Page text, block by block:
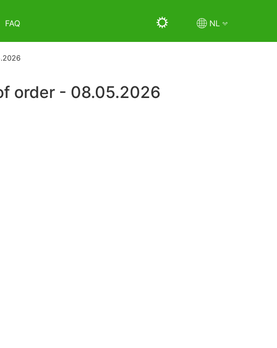
FAQ NL
order - 08.05.2026